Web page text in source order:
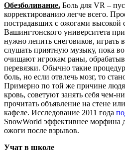
Обезболивание. Боль для VR –
корректированию легче всего.
пострадавших с ожогами высокой
Вашингтонского университета
нужно лепить снеговиков, играть
слушать приятную музыку, пока
очищают игрокам раны,
перевязки. Обычно такие
боль, но если отвлечь мозг, то
Примерно по той же причине
кровь, советуют занять себя чем-
прочитать объявление на стене
кафеле. Исследование 2011 года
SnowWorld эффективнее морфина
ожоги после взрывов.
Учат в школе